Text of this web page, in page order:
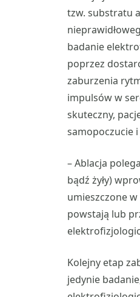
tzw. substratu
badanie
poprzez
zaburzenia
impulsów w
skuteczny,
samopoczucie
– Ablacja
bądź żyły)
umieszczone
powstają lub
Kolejny etap
jedynie